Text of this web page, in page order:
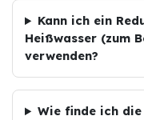
Kann ich ein
Heißwasser (zum
verwenden?
Wie finde ich